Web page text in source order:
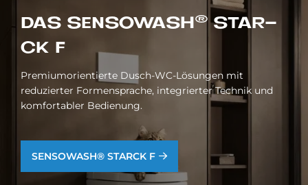
DAS SEN­SO­WA­S­H® STAR­
CK F
Premiumorientierte Dusch-WC-Lösungen mit
reduzierter Formensprache, integrierter Technik und
komfortabler Bedienung.
SENSOWASH® STARCK F